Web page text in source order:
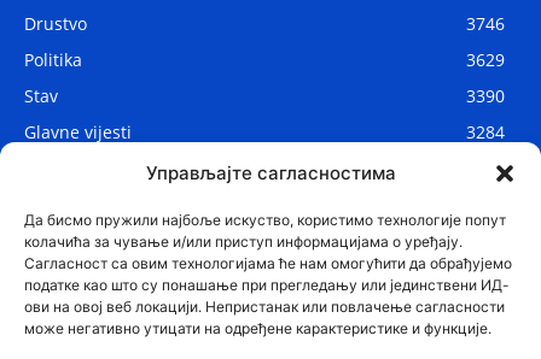
Управљајте сагласностима
Да бисмо пружили најбоље искуство, користимо технологије попут
колачића за чување и/или приступ информацијама о уређају.
Сагласност са овим технологијама ће нам омогућити да обрађујемо
податке као што су понашање при прегледању или јединствени ИД-
ови на овој веб локацији. Непристанак или повлачење сагласности
може негативно утицати на одређене карактеристике и функције.
Drustvo
3746
Politika
3629
Stav
3390
Glavne vijesti
3284
2906